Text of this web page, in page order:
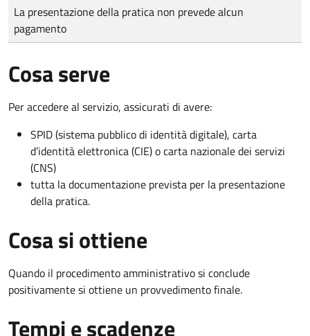
Tipo di pagamento
Importo
La presentazione della pratica non prevede alcun
pagamento
Cosa serve
Per accedere al servizio, assicurati di avere:
SPID (sistema pubblico di identità digitale), carta
d’identità elettronica (CIE) o carta nazionale dei servizi
(CNS)
tutta la documentazione prevista per la presentazione
della pratica.
Cosa si ottiene
Quando il procedimento amministrativo si conclude
positivamente si ottiene un provvedimento finale.
Tempi e scadenze